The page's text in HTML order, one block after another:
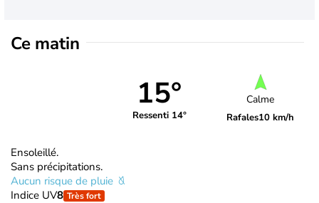
Ce matin
15°
Ressenti 14°
Calme
Rafales10 km/h
Ensoleillé.
Sans précipitations.
Aucun risque de pluie
Indice UV8 Très fort